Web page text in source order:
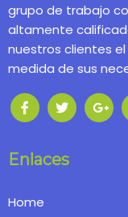
grupo de trabajo
altamente
nuestros clientes
medida de sus
Enlaces
Home